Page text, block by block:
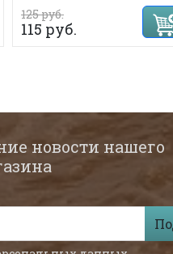
125 руб.
115 руб.
новости нашего